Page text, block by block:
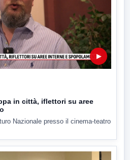
▶
in città, iflettori su aree
Nazionale presso il cinema-teatro